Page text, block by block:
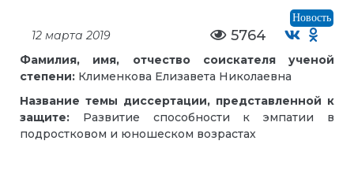
Новость
12 марта 2019 5764
Фамилия, имя, отчество соискателя ученой
степени: Клименкова Елизавета Николаевна
Название темы диссертации, представленной к
защите: Развитие способности к эмпатии в
подростковом и юношеском возрастах